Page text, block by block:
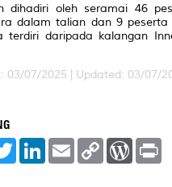
dihadiri oleh seramai 46
dalam talian dan 9 peserta
terdiri daripada kalangan
03/07/2025 | Updated: 03/07/
T
w
L
E
m
C
W